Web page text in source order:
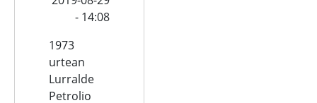
- 14:08
1973
urtean
Lurralde
Petrolio